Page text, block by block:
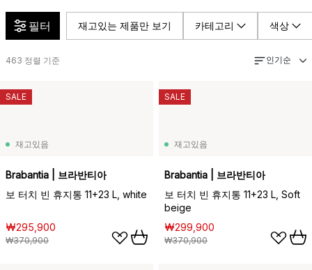
필터 재고있는 제품만 보기 카테고리 색상
463 정렬 기준 인기순
재고있음
Brabantia | 브라반티아
보 터치 빈 휴지통 11+23 L, white
₩295,900
₩370,900
SALE
재고있음
Brabantia | 브라반티아
보 터치 빈 휴지통 11+23 L, Soft
beige
₩299,900
₩370,900
SALE